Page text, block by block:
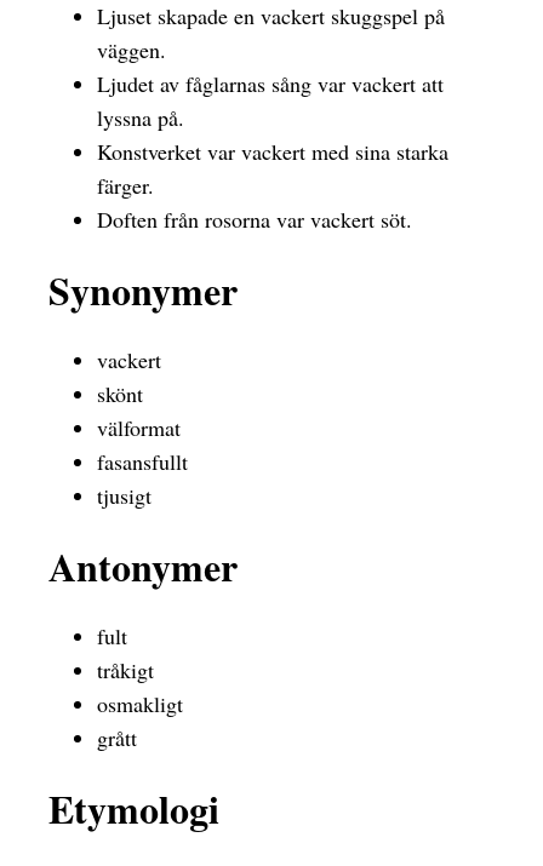
Ljuset skapade en vackert skuggspel på
väggen.
Ljudet av fåglarnas sång var vackert att
lyssna på.
Konstverket var vackert med sina starka
färger.
Doften från rosorna var vackert söt.
Synonymer
vackert
skönt
välformat
fasansfullt
tjusigt
Antonymer
fult
tråkigt
osmakligt
grått
Etymologi